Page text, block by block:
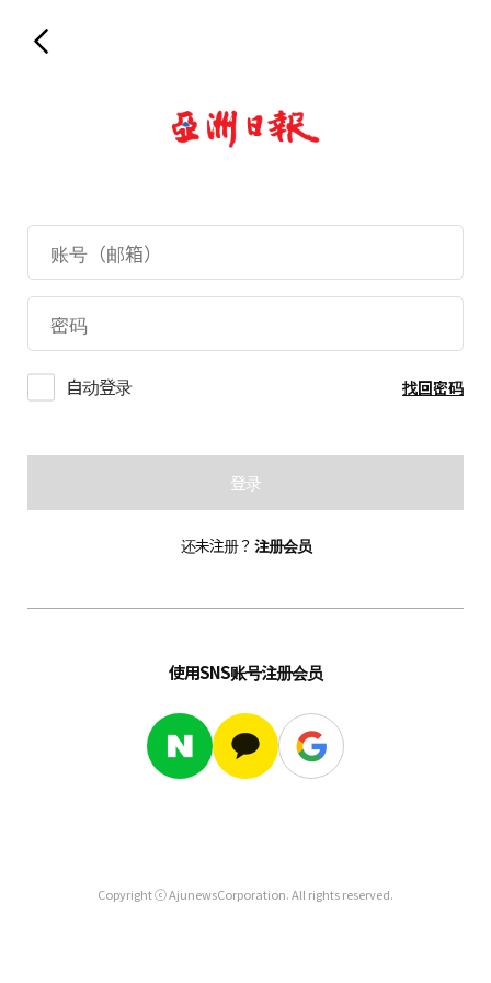
自动登录 找回密码
登录
还未注册？ 注册会员
使用SNS账号注册会员
Copyright ⓒ AjunewsCorporation. All rights reserved.